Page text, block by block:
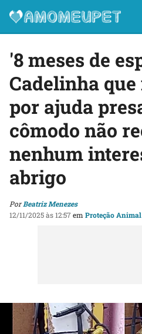
'8 meses de
Cadelinha
por ajuda
cômodo não
nenhum
abrigo
PorBeatriz Menezes
12/11/2025 às 12:57 em Proteção Animal